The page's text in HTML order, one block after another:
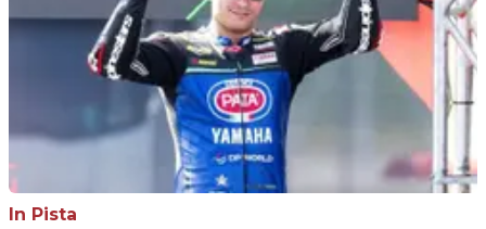
In Pista